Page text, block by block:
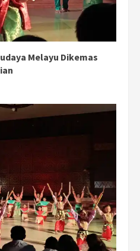
Melayu Dikemas